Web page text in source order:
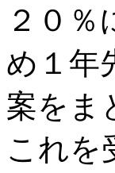
２０
め１年
案をま
これを